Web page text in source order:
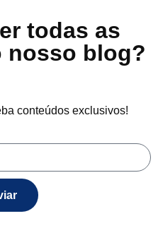
todas as
nosso blog?
conteúdos exclusivos!